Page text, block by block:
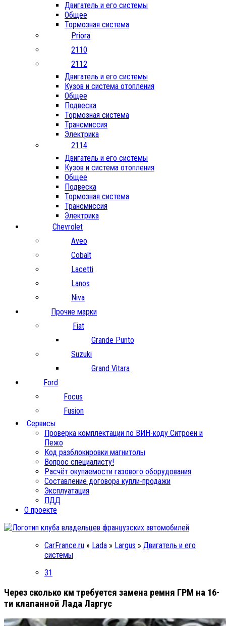
Двигатель и его системы
Общее
Тормозная система
Priora
2110
2112
Двигатель и его системы
Кузов и система отопления
Общее
Подвеска
Тормозная система
Трансмиссия
Электрика
2114
Двигатель и его системы
Кузов и система отопления
Общее
Подвеска
Тормозная система
Трансмиссия
Электрика
Chevrolet
Aveo
Cobalt
Lacetti
Lanos
Niva
Прочие марки
Fiat
Grande Punto
Suzuki
Grand Vitara
Ford
Focus
Fusion
Сервисы
Проверка комплектации по ВИН-коду Ситроен и
Пежо
Код разблокировки магнитолы
Вопрос специалисту!
Расчёт окупаемости газового оборудования
Составление договора купли-продажи
Эксплуатация
ПДД
О проекте
CarFrance.ru » Lada » Largus » Двигатель и его
системы
31
Через сколько км требуется замена ремня ГРМ на 16-
ти клапанной Лада Ларгус